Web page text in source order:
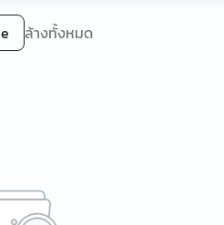
ล้างทั้งหมด